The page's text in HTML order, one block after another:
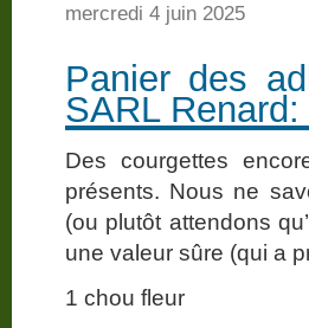
mercredi 4 juin 2025
Panier des
SARL
Des courgettes
présents. Nous ne
(ou plutôt attendons
une valeur sûre (qui a
1 chou fleur